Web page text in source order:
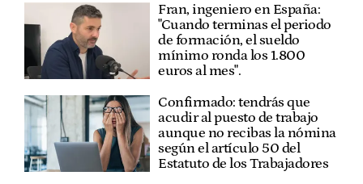
Fran, ingeniero en España:
"Cuando terminas el periodo
de formación, el sueldo
mínimo ronda los 1.800
euros al mes".
Confirmado: tendrás que
acudir al puesto de trabajo
aunque no recibas la nómina
según el artículo 50 del
Estatuto de los Trabajadores